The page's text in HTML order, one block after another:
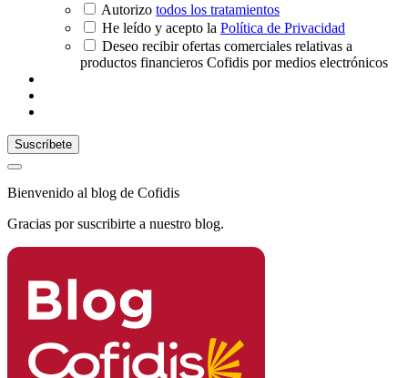
Autorizo todos los tratamientos
He leído y acepto la Política de Privacidad
Deseo recibir ofertas comerciales relativas a
productos financieros Cofidis por medios electrónicos
Bienvenido al blog de Cofidis
Gracias por suscribirte a nuestro blog.